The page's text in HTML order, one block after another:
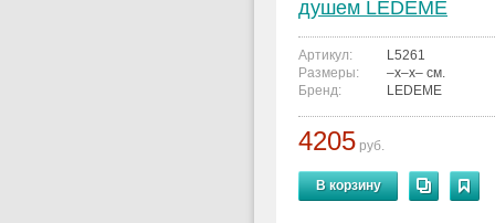
душем LEDEME
L5261
Артикул:
L5261
Размеры:
–x–x– см.
Бренд:
LEDEME
4205 руб.
В корзину